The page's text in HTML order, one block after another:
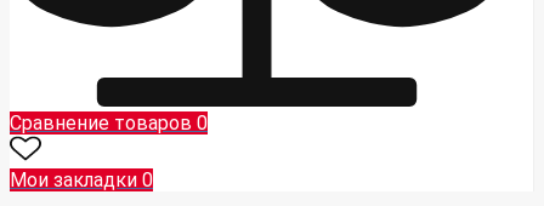
Сравнение товаров 0
Мои закладки 0